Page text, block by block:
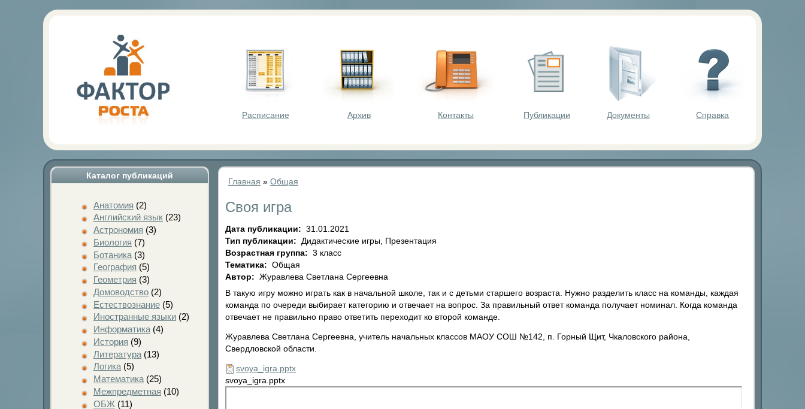
Расписание Архив Контакты Публикации Документы Справка
Каталог публикаций
Анатомия (2)
Английский язык(23)
Астрономия (3)
Биология (7)
Ботаника(3)
География (5)
Геометрия (3)
Домоводство(2)
Естествознание(5)
Иностранные языки(2)
Информатика(4)
История (9)
Литература(13)
Логика(5)
Математика(25)
Межпредметная (10)
ОБЖ (11)
Главная » Общая
Своя игра
Дата публикации: 31.01.2021
Тип публикации:
Дидактические игры, Презентация
Возрастная группа: 3 класс
Тематика: Общая
Автор: Журавлева Светлана Сергеевна
В такую игру можно играть как в начальной школе, так и с детьми старшего возраста. Нужно разделить класс на команды, каждая
команда по очереди выбирает категорию и отвечает на вопрос. За правильный ответ команда получает номинал. Когда команда
отвечает не правильно право ответить переходит ко второй команде.
Журавлева Светлана Сергеевна, учитель начальных классов МАОУ СОШ №142, п. Горный Щит, Чкаловского района,
Свердловской области.
svoya_igra.pptx
svoya_igra.pptx